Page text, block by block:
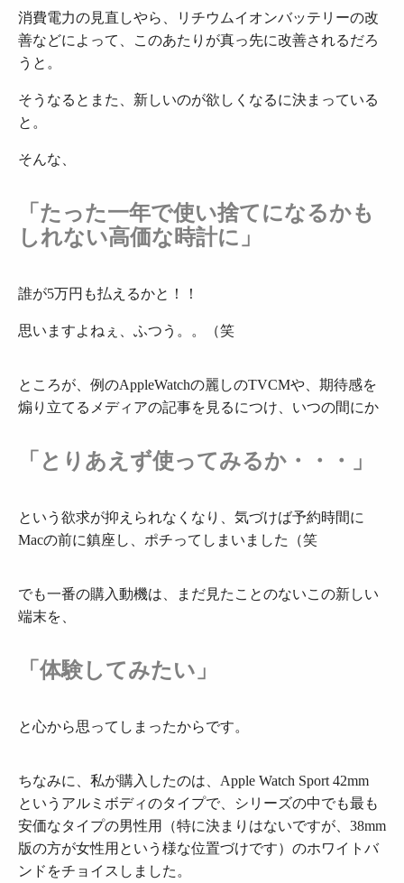
消費電力の見直しやら、リチウムイオンバッテリーの改
善などによって、このあたりが真っ先に改善されるだろ
うと。
そうなるとまた、新しいのが欲しくなるに決まっている
と。
そんな、
「たった一年で使い捨てになるかも
しれない高価な時計に」
誰が5万円も払えるかと！！
思いますよねぇ、ふつう。。（笑
ところが、例のAppleWatchの麗しのTVCMや、期待感を
煽り立てるメディアの記事を見るにつけ、いつの間にか
「とりあえず使ってみるか・・・」
という欲求が抑えられなくなり、気づけば予約時間に
Macの前に鎮座し、ポチってしまいました（笑
でも一番の購入動機は、まだ見たことのないこの新しい
端末を、
「体験してみたい」
と心から思ってしまったからです。
ちなみに、私が購入したのは、Apple Watch Sport 42mm
というアルミボディのタイプで、シリーズの中でも最も
安価なタイプの男性用（特に決まりはないですが、38mm
版の方が女性用という様な位置づけです）のホワイトバ
ンドをチョイスしました。